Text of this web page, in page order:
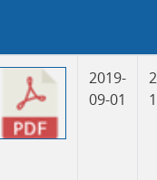
2019-
09-01